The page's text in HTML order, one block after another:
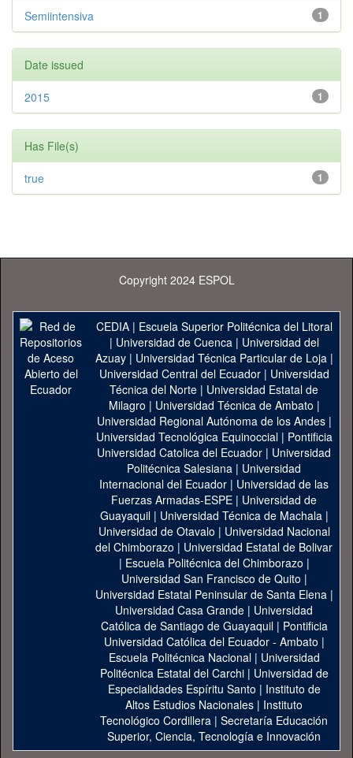
1
Semiintensiva
Date issued
1
2015
Has File(s)
1
true
Copyright 2024 ESPOL
CEDIA| Escuela Superior Politécnica del Litoral
| Universidad de Cuenca| Universidad del
Azuay| Universidad Técnica Particular de Loja|
Universidad Central del Ecuador| Universidad
Técnica del Norte | Universidad Estatal de
Milagro | Universidad Técnica de Ambato |
Universidad Regional Autónoma de los Andes|
Universidad Tecnológica Equinoccial| Pontificia
Universidad Catolica del Ecuador | Universidad
Politécnica Salesiana | Universidad
Internacional del Ecuador | Universidad de las
Fuerzas Armadas-ESPE | Universidad de
Guayaquil| Universidad Técnica de Machala|
Universidad de Otavalo | Universidad Nacional
del Chimborazo | Universidad Estatal de Bolivar
| Escuela Politécnica del Chimborazo |
Universidad San Francisco de Quito |
Universidad Estatal Peninsular de Santa Elena|
Universidad Casa Grande | Universidad
Católica de Santiago de Guayaquil| Pontificia
Universidad Católica del Ecuador - Ambato |
Escuela Politécnica Nacional| Universidad
Politécnica Estatal del Carchi| Universidad de
Especialidades Espíritu Santo | Instituto de
Altos Estudios Nacionales | Instituto
Tecnológico Cordillera | Secretaría Educación
Superior, Ciencia, Tecnología e Innovación